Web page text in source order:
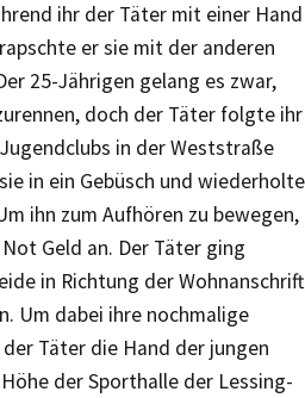
ihr der Täter mit einer Hand
er sie mit der anderen
25-Jährigen gelang es zwar,
doch der Täter folgte ihr
in der Weststraße
in ein Gebüsch und wiederholte
ihn zum Aufhören zu bewegen,
Geld an. Der Täter ging
in Richtung der Wohnanschrift
Um dabei ihre nochmalige
Täter die Hand der jungen
der Sporthalle der Lessing-